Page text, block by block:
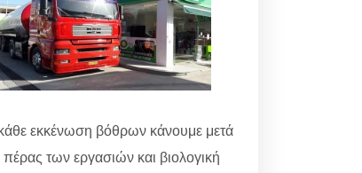
εκκένωση βόθρων κάνουμε μετά
πέρας των εργασιών και βιολογική